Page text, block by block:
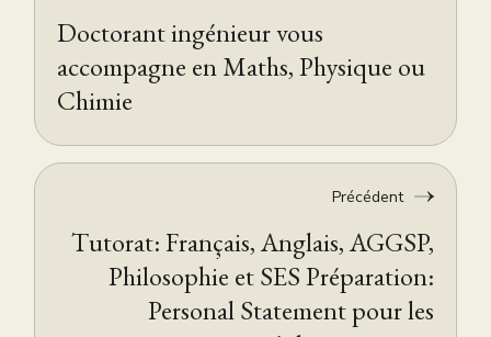
Doctorant ingénieur vous
accompagne en Maths, Physique ou
Chimie
Précédent
Tutorat: Français, Anglais, AGGSP,
Philosophie et SES Préparation:
Personal Statement pour les